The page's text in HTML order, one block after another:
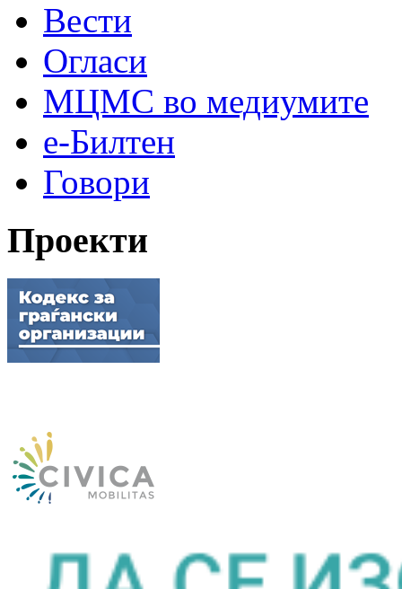
Вести
Огласи
МЦМС во медиумите
е-Билтен
Говори
Проекти